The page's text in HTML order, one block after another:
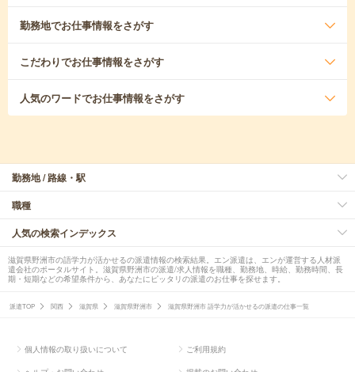
勤務地でお仕事情報をさがす
こだわりでお仕事情報をさがす
人気のワードでお仕事情報をさがす
勤務地 / 路線・駅
職種
人気の検索インデックス
滋賀県野洲市の語学力が活かせるの派遣情報の検索結果。エン派遣は、エンが運営する人材派
遣会社のポータルサイト。滋賀県野洲市の派遣/求人情報を職種、勤務地、時給、勤務時間、長
期・短期などの希望条件から、あなたにピッタリの派遣のお仕事を探せます。
派遣TOP 関西 滋賀県 滋賀県野洲市 滋賀県野洲市 語学力が活かせるの派遣の仕事一覧
個人情報の取り扱いについて ご利用規約